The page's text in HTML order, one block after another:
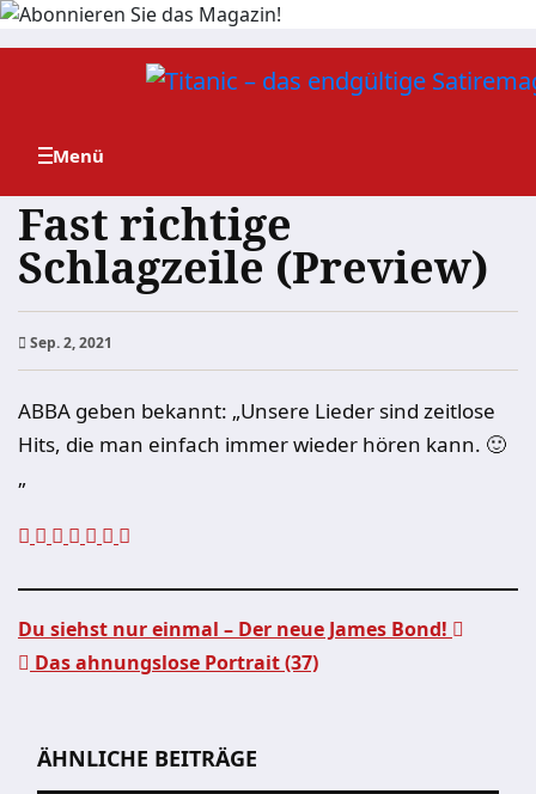
Zum
Fast richtige
Schlagzeile (Preview)
Sep. 2, 2021
ABBA geben bekannt: „Unsere Lieder sind zeitlose
Hits, die man einfach immer wieder hören kann. 🙂
„
Du siehst nur einmal – Der neue James Bond!
Das ahnungslose Portrait (37)
ÄHNLICHE BEITRÄGE